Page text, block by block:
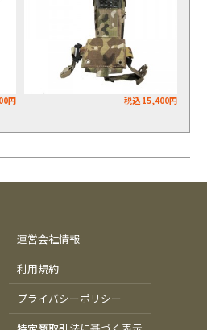
円 税込 15,400円
運営会社情報
利用規約
プライバシーポリシー